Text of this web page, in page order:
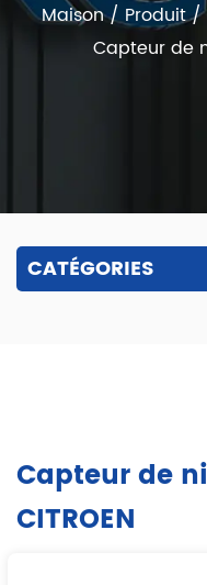
Maison/Produit/
Capteur de
CATÉGORIES
Capteur de
CITROEN